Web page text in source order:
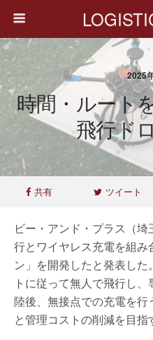
2025
時間・ルート
飛行ド
共有 ツイート
ビー・アンド・プラス（
行とワイヤレス充電を組
ン」を開発したと発表し
トに従って無人で飛行し
陸後、無接点での充電を
と管理コストの削減を目指